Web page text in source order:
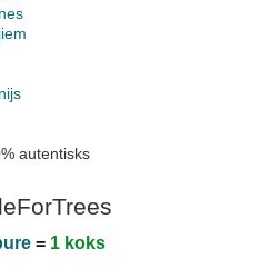
autentisks
= 1 koks